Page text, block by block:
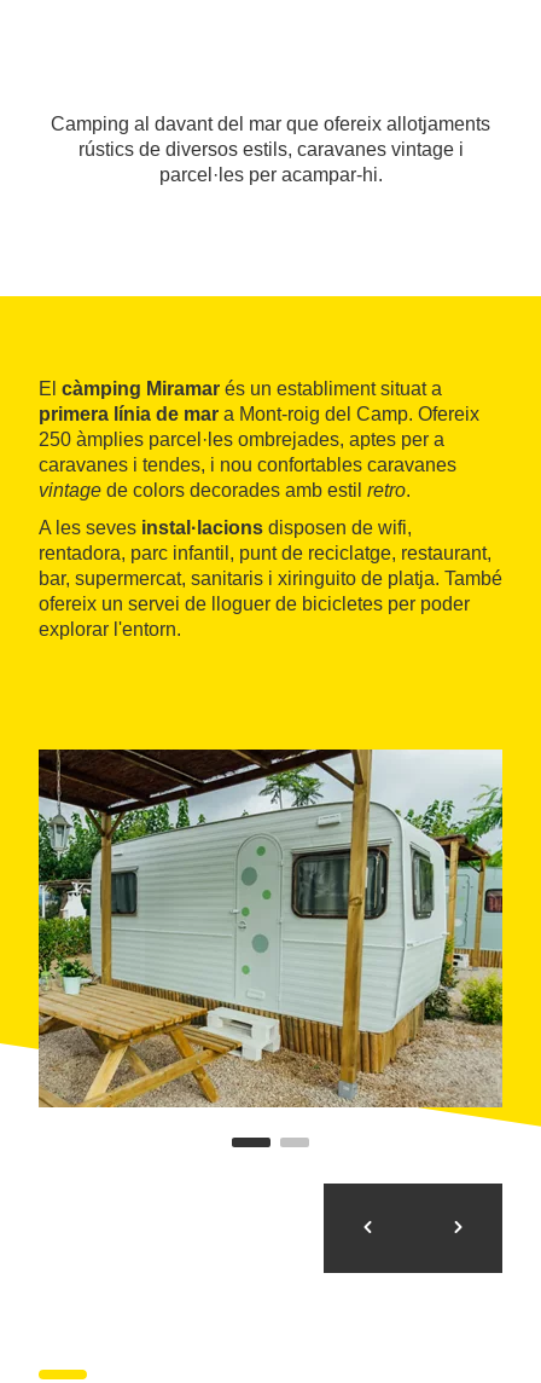
Camping al davant del mar que ofereix allotjaments
rústics de diversos estils, caravanes vintage i
parcel·les per acampar-hi.
El càmping Miramar és un establiment situat a
primera línia de mar a Mont-roig del Camp. Ofereix
250 àmplies parcel·les ombrejades, aptes per a
caravanes i tendes, i nou confortables caravanes
vintage de colors decorades amb estil retro.
A les seves instal·lacions disposen de wifi,
rentadora, parc infantil, punt de reciclatge, restaurant,
bar, supermercat, sanitaris i xiringuito de platja. També
ofereix un servei de lloguer de bicicletes per poder
explorar l'entorn.